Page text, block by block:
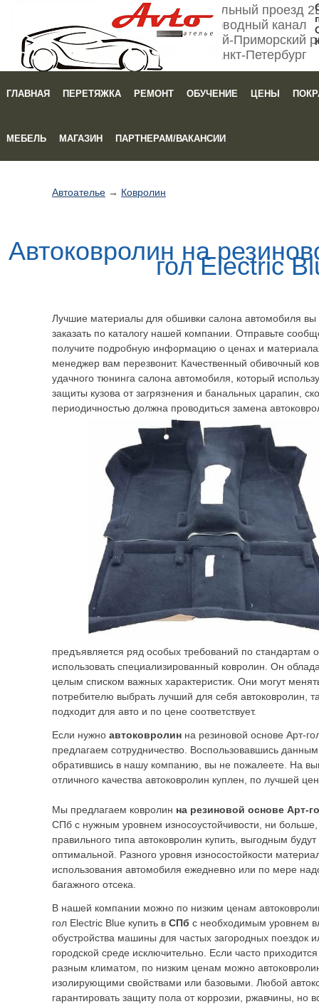
Мебельный проезд
Обводный канал
Кировский-Приморский
Санкт-Петербург
ГЛАВНАЯ ПЕРЕТЯЖКА РЕМОНТ ОБУЧЕНИЕ ЦЕНЫ
МЕБЕЛЬ МАГАЗИН ПАРТНЕРАМ/ВАКАНСИИ
Автоателье → Ковролин
Автоковролин на
гол Electric
Лучшие материалы для обшивки салона автомобиля
заказать по каталогу нашей компании. Отправьте
получите подробную информацию о ценах и
менеджер вам перезвонит. Качественный обивочный
удачного тюнинга салона автомобиля, который
защиты кузова от загрязнения и банальных царапин,
периодичностью должна проводиться замена
предъявляется ряд особых требований по стандартам
использовать специализированный ковролин. Он
целым списком важных характеристик. Они могут
потребителю выбрать лучший для себя автоковролин,
подходит для авто и по цене соответствует.
Если нужно автоковролин на резиновой основе Арт-
предлагаем сотрудничество. Воспользовавшись
обратившись в нашу компанию, вы не пожалеете. На
отличного качества автоковролин куплен, по лучшей
Мы предлагаем ковролин на резиновой основе Арт-
СПб с нужным уровнем износоустойчивости, ни
правильного типа автоковролин купить, выгодным
оптимальной. Разного уровня износостойкости
использования автомобиля ежедневно или по мере
багажного отсека.
В нашей компании можно по низким ценам
гол Electric Blue купить в СПб с необходимым уровнем
обустройства машины для частых загородных поездок
городской среде исключительно. Если часто
разным климатом, по низким ценам можно
изолирующими свойствами или базовыми. Любой
гарантировать защиту пола от коррозии, ржавчины, но